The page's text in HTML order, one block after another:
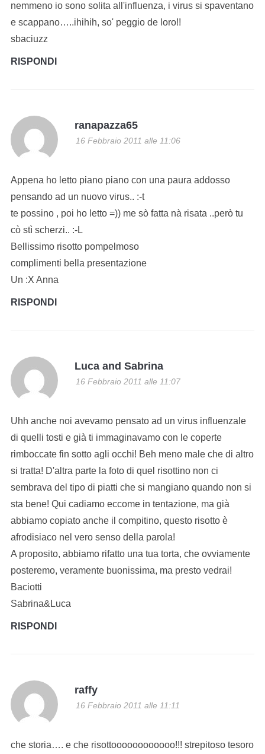
nemmeno io sono solita all'influenza, i virus si spaventano
e scappano…..ihihih, so' peggio de loro!!
sbaciuzz
RISPONDI
ranapazza65
16 Febbraio 2011 alle 11:06
Appena ho letto piano piano con una paura addosso
pensando ad un nuovo virus.. :-t
te possino , poi ho letto =)) me sò fatta nà risata ..però tu
cò stì scherzi.. :-L
Bellissimo risotto pompelmoso
complimenti bella presentazione
Un :X Anna
RISPONDI
Luca and Sabrina
16 Febbraio 2011 alle 11:07
Uhh anche noi avevamo pensato ad un virus influenzale
di quelli tosti e già ti immaginavamo con le coperte
rimboccate fin sotto agli occhi! Beh meno male che di altro
si tratta! D'altra parte la foto di quel risottino non ci
sembrava del tipo di piatti che si mangiano quando non si
sta bene! Qui cadiamo eccome in tentazione, ma già
abbiamo copiato anche il compitino, questo risotto è
afrodisiaco nel vero senso della parola!
A proposito, abbiamo rifatto una tua torta, che ovviamente
posteremo, veramente buonissima, ma presto vedrai!
Baciotti
Sabrina&Luca
RISPONDI
raffy
16 Febbraio 2011 alle 11:11
che storia…. e che risottoooooooooooo!!! strepitoso tesoro